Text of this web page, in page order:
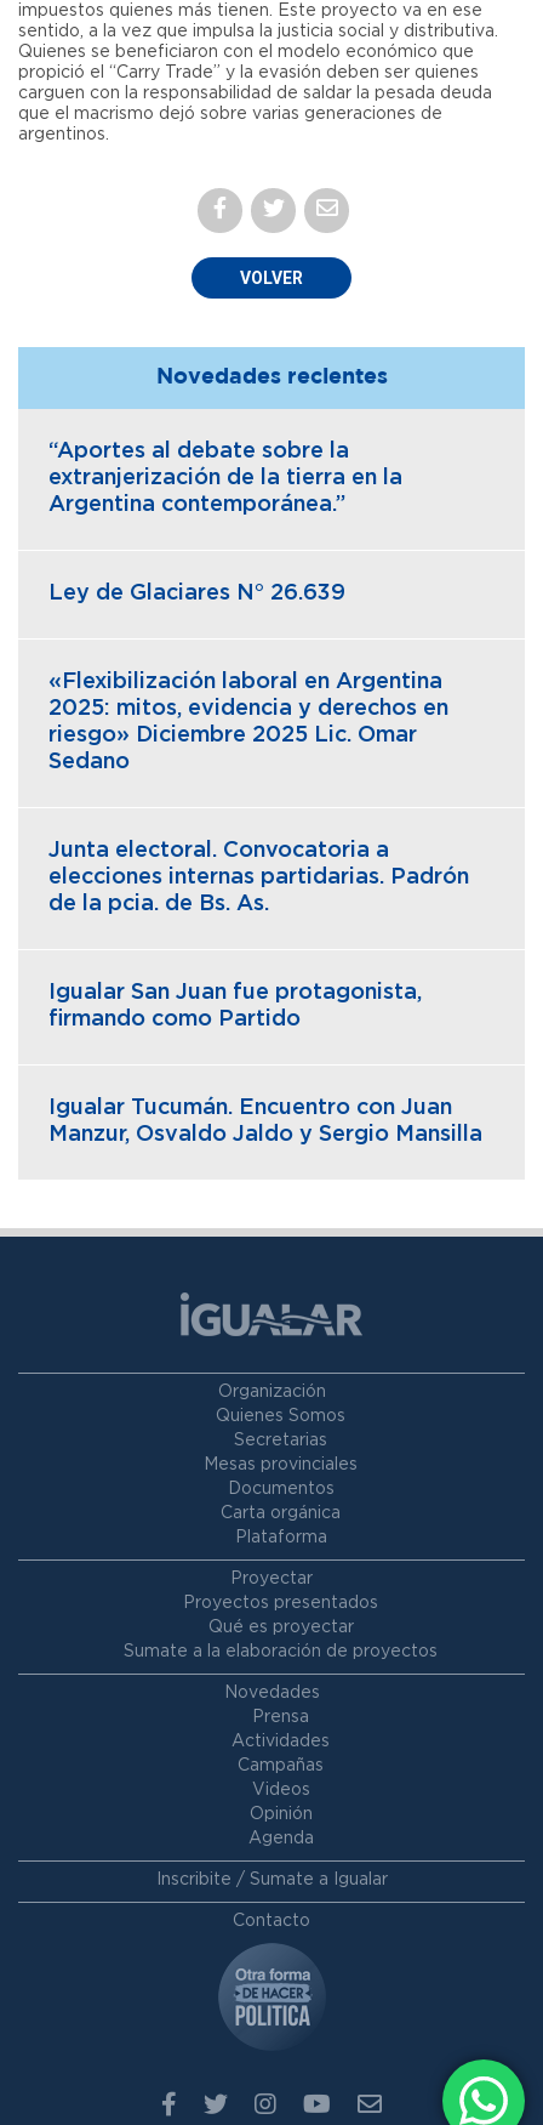
impuestos quienes más tienen. Este proyecto va en ese
sentido, a la vez que impulsa la justicia social y distributiva.
Quienes se beneficiaron con el modelo económico que
propició el “Carry Trade” y la evasión deben ser quienes
carguen con la responsabilidad de saldar la pesada deuda
que el macrismo dejó sobre varias generaciones de
argentinos.
VOLVER
Novedades recientes
“Aportes al debate sobre la
extranjerización de la tierra en la
Argentina contemporánea.”
Ley de Glaciares N° 26.639
«Flexibilización laboral en Argentina
2025: mitos, evidencia y derechos en
riesgo» Diciembre 2025 Lic. Omar
Sedano
Junta electoral. Convocatoria a
elecciones internas partidarias. Padrón
de la pcia. de Bs. As.
Igualar San Juan fue protagonista,
firmando como Partido
Igualar Tucumán. Encuentro con Juan
Manzur, Osvaldo Jaldo y Sergio Mansilla
Organización
Quienes Somos
Secretarias
Mesas provinciales
Documentos
Carta orgánica
Plataforma
Proyectar
Proyectos presentados
Qué es proyectar
Sumate a la elaboración de proyectos
Novedades
Prensa
Actividades
Campañas
Videos
Opinión
Agenda
Inscribite / Sumate a Igualar
Contacto